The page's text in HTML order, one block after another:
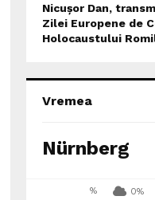
Nicușor Dan,
Zilei Europene de
Holocaustului
Vremea
Nürnberg
% 0%